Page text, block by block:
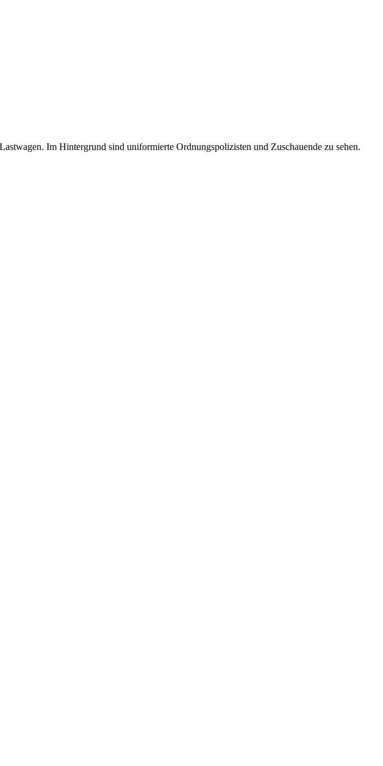
Im Hintergrund sind uniformierte Ordnungspolizisten und Zuschauende zu sehen.